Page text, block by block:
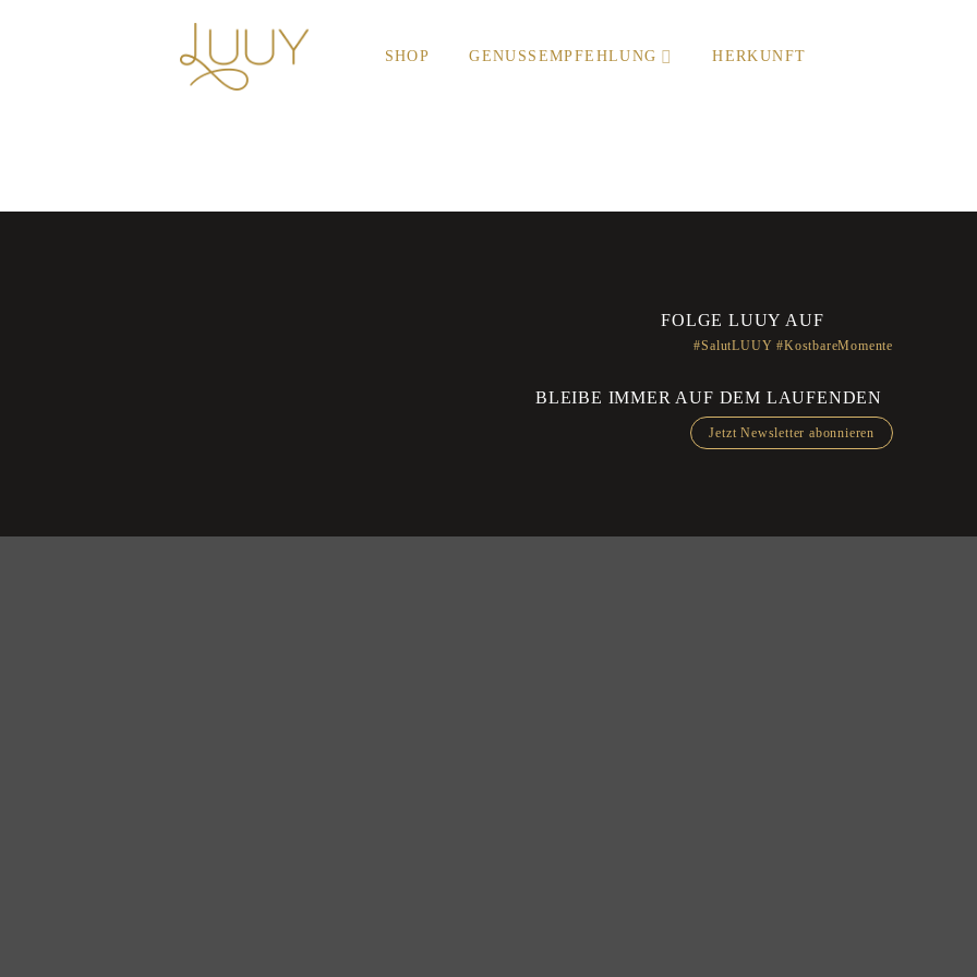
SHOP GENUSSEMPFEHLUNG HERKUNFT
FOLGE LUUY AUF
#SalutLUUY #KostbareMomente
BLEIBE IMMER AUF DEM LAUFENDEN
Jetzt Newsletter abonnieren